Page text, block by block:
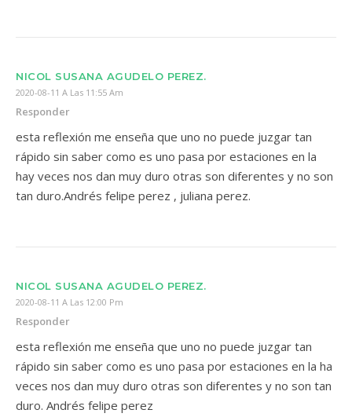
NICOL SUSANA AGUDELO PEREZ.
2020-08-11 A Las 11:55 Am
Responder
esta reflexión me enseña que uno no puede juzgar tan
rápido sin saber como es uno pasa por estaciones en la
hay veces nos dan muy duro otras son diferentes y no son
tan duro.Andrés felipe perez , juliana perez.
NICOL SUSANA AGUDELO PEREZ.
2020-08-11 A Las 12:00 Pm
Responder
esta reflexión me enseña que uno no puede juzgar tan
rápido sin saber como es uno pasa por estaciones en la ha
veces nos dan muy duro otras son diferentes y no son tan
duro. Andrés felipe perez